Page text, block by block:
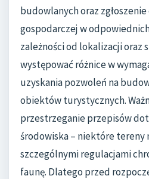
budowlanych oraz zgłoszenie
gospodarczej w
zależności od lokalizacji oraz
występować różnice w
uzyskania pozwoleń na
obiektów turystycznych.
przestrzeganie przepisów
środowiska – niektóre tereny
szczególnymi regulacjami
faunę. Dlatego przed